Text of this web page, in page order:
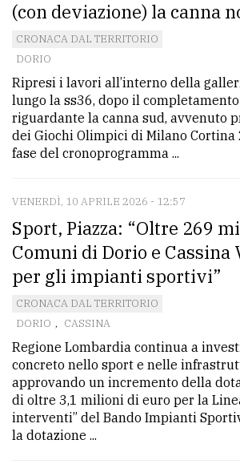
(con deviazione) la canna
CRONACA DAL TERRITORIO
DORIO
Ripresi i lavori all’interno della
lungo la ss36, dopo il
riguardante la canna sud, avvenuto
dei Giochi Olimpici di Milano Cortina
fase del cronoprogramma ...
VENERDÌ, 10 APRILE 2026 - 12:57
Sport, Piazza: “Oltre 269
Comuni di Dorio e Cassina
per gli impianti sportivi”
CRONACA DAL TERRITORIO
DORIO , CASSINA
Regione Lombardia continua a
concreto nello sport e nelle
approvando un incremento della
di oltre 3,1 milioni di euro per la
interventi” del Bando Impianti
la dotazione ...